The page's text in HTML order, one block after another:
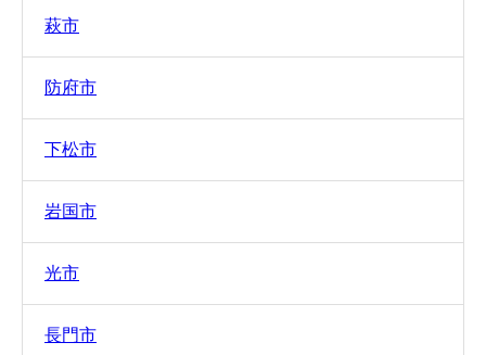
萩市
防府市
下松市
岩国市
光市
長門市